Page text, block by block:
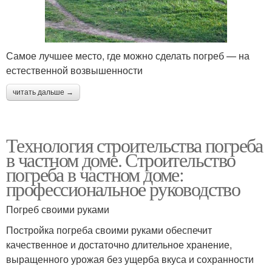
Самое лучшее место, где можно сделать погреб — на
естественной возвышенности
читать дальше →
Технология строительства погреба
в частном доме. Строительство
погреба в частном доме:
профессиональное руководство
Погреб своими руками
Постройка погреба своими руками обеспечит
качественное и достаточно длительное хранение,
выращенного урожая без ущерба вкуса и сохранности